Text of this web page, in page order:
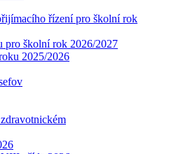
řízení pro školní rok
pro školní rok 2026/2027
2025/2026